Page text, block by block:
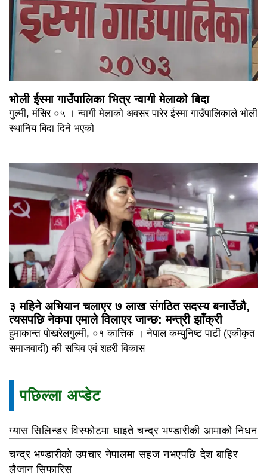
भोली ईस्मा गाउँपालिका भित्र न्वागी मेलाको बिदा
गुल्मी, मंसिर ०५ । न्वागी मेलाको अवसर पारेर ईस्मा गाउँपालिकाले भोली
स्थानिय बिदा दिने भएको
३ महिने अभियान चलाएर ७ लाख संगठित सदस्य बनाउँछौ,
त्यसपछि नेकपा एमाले विलाएर जान्छ: मन्त्री झाँक्री
हुमाकान्त पोखरेलगुल्मी, ०१ कात्तिक । नेपाल कम्युनिष्ट पार्टी (एकीकृत
समाजवादी) की सचिव एवं शहरी विकास
पछिल्ला अप्डेट
ग्यास सिलिन्डर विस्फोटमा घाइते चन्द्र भण्डारीकी आमाको निधन
चन्द्र भण्डारीको उपचार नेपालमा सहज नभएपछि देश बाहिर
लैजान सिफारिस